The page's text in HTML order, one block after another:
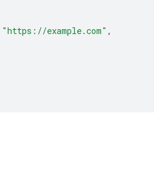
"https://example.com" ,